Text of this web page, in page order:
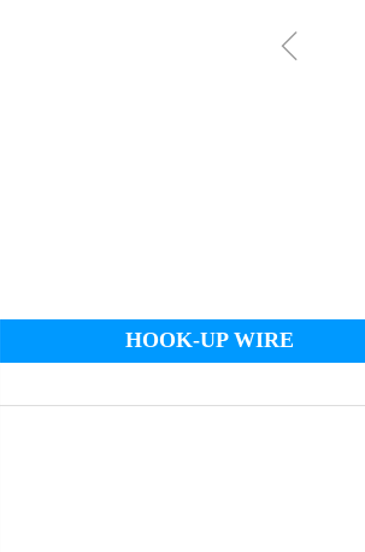
ꁆ
HOOK-UP WIRE